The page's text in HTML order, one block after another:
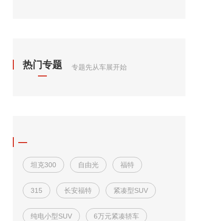
热门专题 专题先从车展开始
坦克300 自由光 福特
315 长安福特 紧凑型SUV
纯电小型SUV 6万元紧凑轿车